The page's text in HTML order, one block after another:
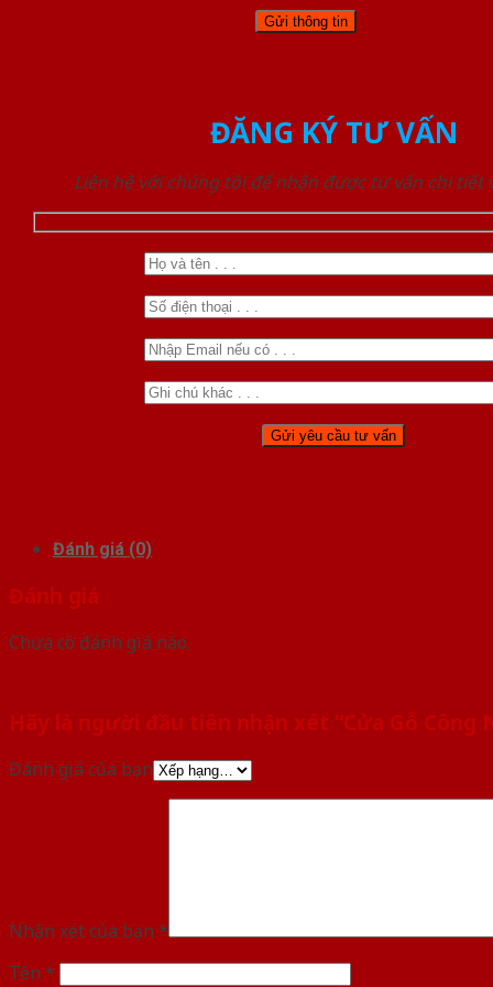
ĐĂNG KÝ TƯ VẤN
Liên hệ với chúng tôi để nhận được tư vấn chi tiết
Đánh giá (0)
Đánh giá
Chưa có đánh giá nào.
Hãy là người đầu tiên nhận xét “Cửa Gỗ Công
Đánh giá của bạn
Nhận xét của bạn *
Tên *